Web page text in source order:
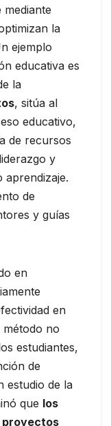
la
ejemplo
educativa es
la
, sitúa al
educativo,
de recursos
y
aprendizaje.
de
y guías
en
en
método no
estudiantes,
de
estudio de la
que los
proyectos